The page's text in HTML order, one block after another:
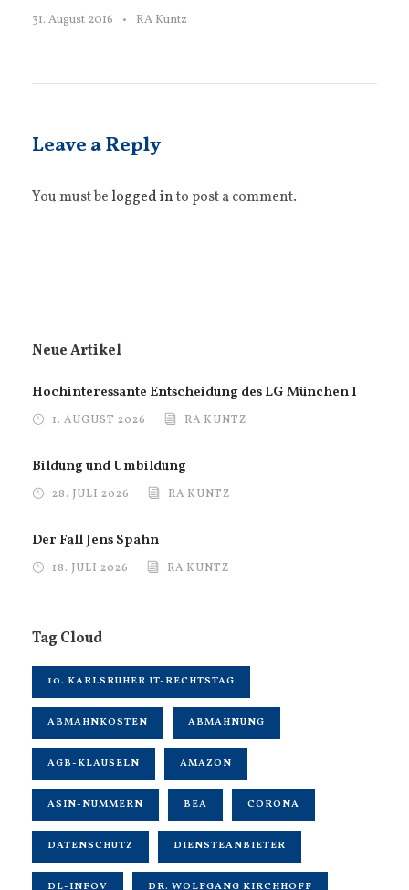
31. August 2016 • RA Kuntz
Leave a Reply
You must belogged into post a comment.
Neue Artikel
Hochinteressante Entscheidung des LG München I
1. AUGUST 2026 RA KUNTZ
Bildung und Umbildung
28. JULI 2026 RA KUNTZ
Der Fall Jens Spahn
18. JULI 2026 RA KUNTZ
Tag Cloud
10. KARLSRUHER IT-RECHTSTAG
ABMAHNKOSTEN ABMAHNUNG
AGB-KLAUSELN AMAZON
ASIN-NUMMERN BEA CORONA
DATENSCHUTZ DIENSTEANBIETER
DL-INFOV DR. WOLFGANG KIRCHHOFF